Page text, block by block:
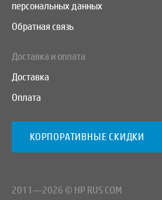
персональных данных
Обратная связь
Доставка и оплата
Доставка
Оплата
КОРПОРАТИВНЫЕ СКИДКИ
2011—2026 © HP RUS COM